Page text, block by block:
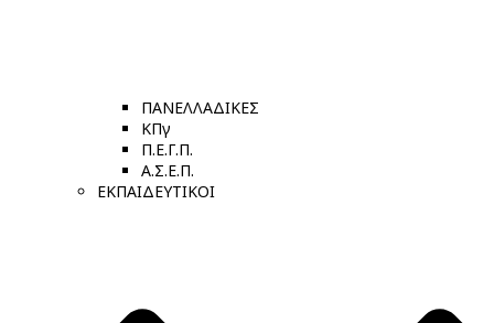
ΠΑΝΕΛΛΑΔΙΚΕΣ
ΚΠγ
Π.Ε.Γ.Π.
Α.Σ.Ε.Π.
ΕΚΠΑΙΔΕΥΤΙΚΟΙ